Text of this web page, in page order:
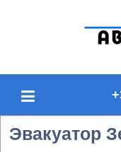
Эвакуатор